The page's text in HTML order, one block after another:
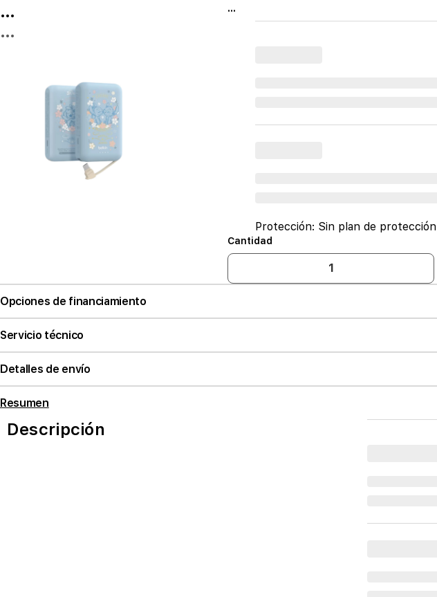
...
...
...
Protección: Sin plan de protección
Cantidad
Opciones de financiamiento
Servicio técnico
Detalles de envío
Resumen
Descripción